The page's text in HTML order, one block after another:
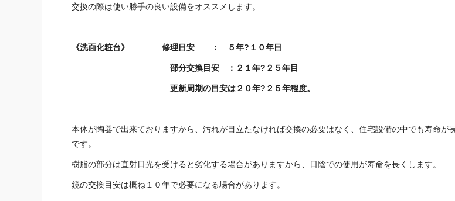
交換の際は使い勝手の良い設備をオススメします。
《洗面化粧台》 修理目安 ： ５年?１０年目
部分交換目安 ：２１年?２５年目
更新周期の目安は２０年?２５年程度。
本体が陶器で出来ておりますから、汚れが目立たなければ交換の必要はなく、住宅設備の中でも寿命が
です。
樹脂の部分は直射日光を受けると劣化する場合がありますから、日陰での使用が寿命を長くします。
鏡の交換目安は概ね１０年で必要になる場合があります。